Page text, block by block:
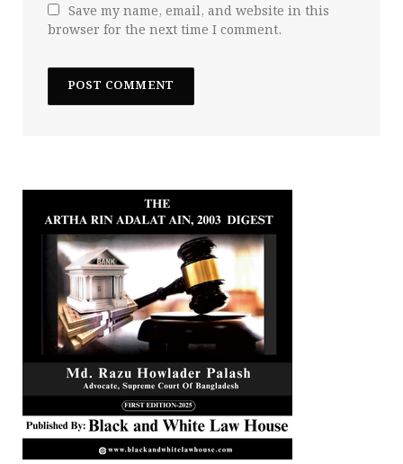
Save my name, email, and website in this
browser for the next time I comment.